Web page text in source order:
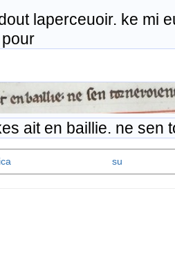
laperceuoir. ke mi
ait en baillie. ne sen
su